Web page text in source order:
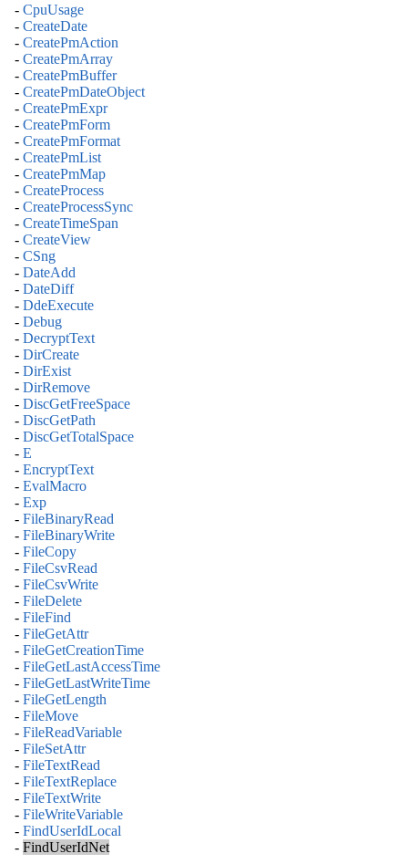
- CpuUsage
- CreateDate
- CreatePmAction
- CreatePmArray
- CreatePmBuffer
- CreatePmDateObject
- CreatePmExpr
- CreatePmForm
- CreatePmFormat
- CreatePmList
- CreatePmMap
- CreateProcess
- CreateProcessSync
- CreateTimeSpan
- CreateView
- CSng
- DateAdd
- DateDiff
- DdeExecute
- Debug
- DecryptText
- DirCreate
- DirExist
- DirRemove
- DiscGetFreeSpace
- DiscGetPath
- DiscGetTotalSpace
- E
- EncryptText
- EvalMacro
- Exp
- FileBinaryRead
- FileBinaryWrite
- FileCopy
- FileCsvRead
- FileCsvWrite
- FileDelete
- FileFind
- FileGetAttr
- FileGetCreationTime
- FileGetLastAccessTime
- FileGetLastWriteTime
- FileGetLength
- FileMove
- FileReadVariable
- FileSetAttr
- FileTextRead
- FileTextReplace
- FileTextWrite
- FileWriteVariable
- FindUserIdLocal
- FindUserIdNet